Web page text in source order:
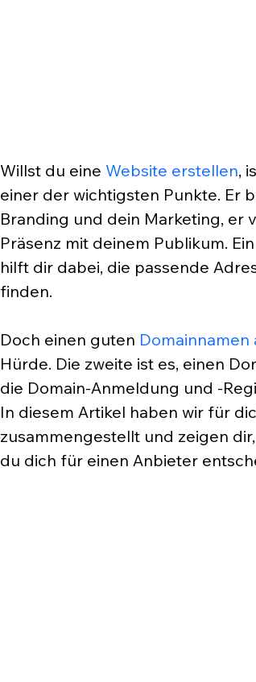
Willst du eine Website erstellen,
einer der wichtigsten Punkte. Er
Branding und dein Marketing, er
Präsenz mit deinem Publikum. Ein
hilft dir dabei, die passende
finden.
Doch einen guten Domainnamen
Hürde. Die zweite ist es, einen
die Domain-Anmeldung und -
In diesem Artikel haben wir für
zusammengestellt und zeigen
du dich für einen Anbieter